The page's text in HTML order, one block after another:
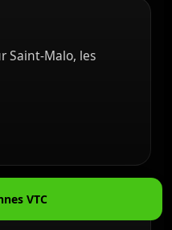
Saint-Malo, les
VTC